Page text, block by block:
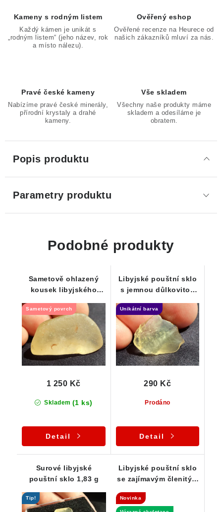
Kameny s rodným listem
Každý kámen je unikát s
„rodným listem“ (jeho název, rok
a místo nálezu).
Ověřený eshop
Ověřené recenze na Heurece od
našich zákazníků mluví za nás.
Pravé české kameny
Nabízíme pravé české minerály,
přírodní krystaly a drahé
kameny.
Vše skladem
Všechny naše produkty máme
skladem a odesíláme je
obratem.
Popis produktu
Parametry produktu
Podobné produkty
Sametově ohlazený
kousek libyjského
Sametový povrch
Skladem (1 ks)
1 250 Kč
Detail
Libyjské pouštní sklo
s jemnou důlkovitou
Unikátní barva
Prodáno
290 Kč
Detail
Surové libyjské
pouštní sklo 1,83 g
Tip!
Libyjské pouštní sklo
se zajímavým členitým
Novinka